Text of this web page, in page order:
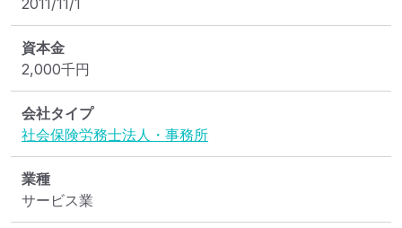
2011/11/1
資本金
2,000千円
会社タイプ
社会保険労務士法人・事務所
業種
サービス業